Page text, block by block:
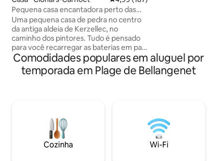
Pequena casa encantadora perto das
praias
Uma pequena casa de pedra no centro
da antiga aldeia de Kerzellec, no
caminho dos pintores. Tudo é pensado
para você recarregar as baterias em paz
entre as ondas a 500 metros no final do
caminho e o canto dos pássaros. Você
vai se encantar com este antigo forno
bares, mercearia, tudo isso cercado por
seis praias, todas encantadoras e
diferentes umas das outras.
estadia.
Comodidades populares em aluguel por
temporada em Plage de Bellangenet
Cozinha Wi-Fi